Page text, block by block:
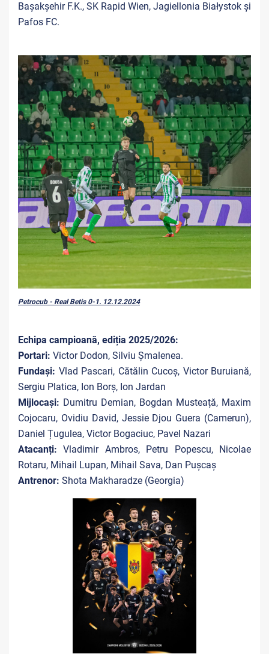
Başakşehir F.K., SK Rapid Wien, Jagiellonia Białystok și
Pafos FC.
Petrocub - Real Betis 0-1. 12.12.2024
Echipa campioană, ediția 2025/2026:
Portari: Victor Dodon, Silviu Șmalenea.
Fundași: Vlad Pascari, Cătălin Cucoș, Victor Buruiană,
Sergiu Platica, Ion Borș, Ion Jardan
Mijlocași: Dumitru Demian, Bogdan Musteață, Maxim
Cojocaru, Ovidiu David, Jessie Djou Guera (Camerun),
Daniel Țugulea, Victor Bogaciuc, Pavel Nazari
Atacanți: Vladimir Ambros, Petru Popescu, Nicolae
Rotaru, Mihail Lupan, Mihail Sava, Dan Pușcaș
Antrenor: Shota Makharadze (Georgia)